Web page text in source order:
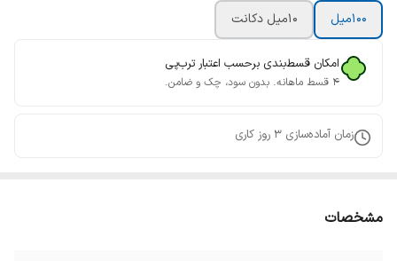
100میل
10میل دکانت
امکان قسط‌بندی برحسب اعتبار ترب‌پی
۴ قسط ماهانه. بدون سود، چک و ضامن.
زمان آماده‌سازی 3 روز کاری
مشخصات